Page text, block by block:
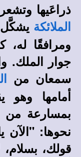
ذراعَيها
الملائكة يشكَّل
ومرافقًا
جوار
سمعان من
أمامها وهو
بمسارعة من
نحوها:
قولك،